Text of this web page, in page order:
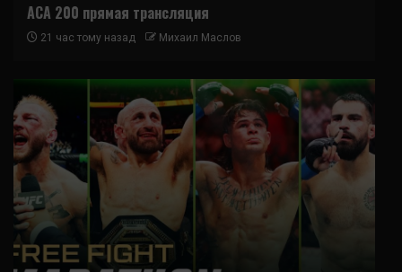
ACA 200 прямая трансляция
21 час тому назад Михаил Маслов